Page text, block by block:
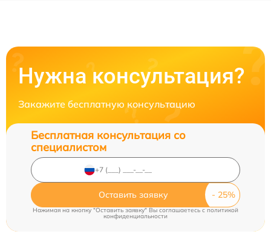
Нужна консультация?
Закажите бесплатную консультацию
Бесплатная консультация со
специалистом
Оставить заявку
Нажимая на кнопку "Оставить заявку" Вы соглашаетесь cполитикой
конфиденциальности